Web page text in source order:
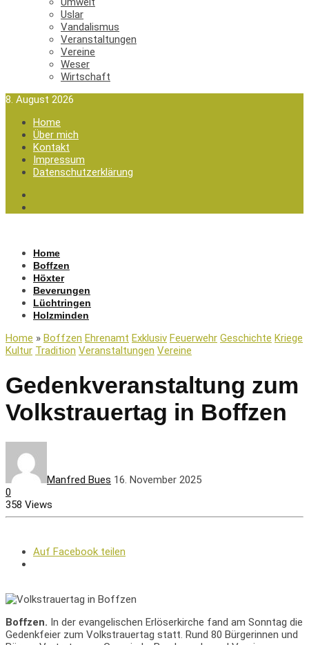
Uslar
Vandalismus
Veranstaltungen
Vereine
Weser
Wirtschaft
8. August 2026
Home
Über mich
Kontakt
Impressum
Datenschutzerklärung
Home
Boffzen
Höxter
Beverungen
Lüchtringen
Holzminden
Home » Boffzen Ehrenamt Exklusiv Feuerwehr Geschichte Kriege
Kultur Tradition Veranstaltungen Vereine
Gedenkveranstaltung zum
Volkstrauertag in Boffzen
Manfred Bues 16. November 2025
0
358 Views
Auf Facebook teilen
Boffzen. In der evangelischen Erlöserkirche fand am Sonntag die
Gedenkfeier zum Volkstrauertag statt. Rund 80 Bürgerinnen und